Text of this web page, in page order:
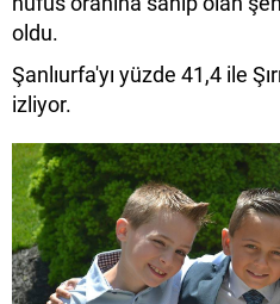
oldu.
Şanlıurfa'yı yüzde 41,4 ile
izliyor.